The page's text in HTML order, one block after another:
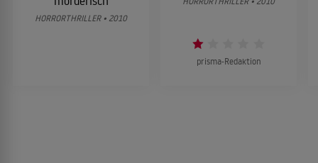
HORRORTHRILLER • 2010
prisma-Redaktion